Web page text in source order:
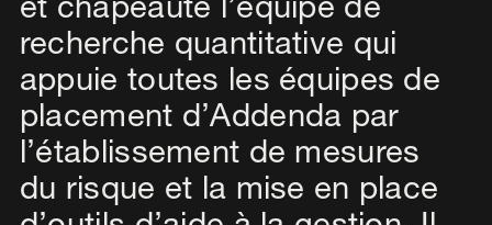
et chapeaute l’équipe de
recherche quantitative qui
appuie toutes les équipes de
placement d’Addenda par
l’établissement de mesures
du risque et la mise en place